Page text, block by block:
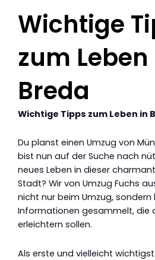
Wichtige
zum Leben
Breda
Wichtige Tipps zum Leben in
Du planst einen Umzug von
bist nun auf der Suche nach
neues Leben in dieser
Stadt? Wir von Umzug Fuchs
nicht nur beim Umzug,
Informationen gesammelt, die
erleichtern sollen.
Als erste und vielleicht